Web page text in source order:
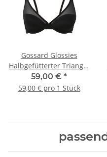
Gossard Glossies
Halbgefütterter Triangel
BH Black
59,00 € *
59,00 € pro 1 Stück